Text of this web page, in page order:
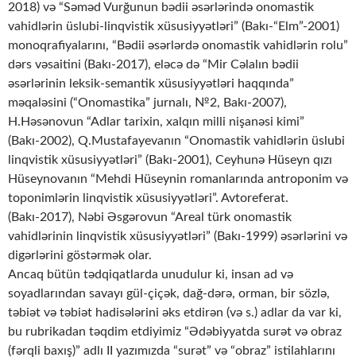
2018) və “Səməd Vurğunun bədii əsərlərində onomastik
vahidlərin üslubi-linqvistik xüsusiyyətləri” (Bakı-“Elm”-2001)
monoqrafiyalarını, “Bədii əsərlərdə onomastik vahidlərin rolu”
dərs vəsaitini (Bakı-2017), eləcə də “Mir Cəlalın bədii
əsərlərinin leksik-semantik xüsusiyyətləri haqqında”
məqaləsini (“Onomastika” jurnalı, №2, Bakı-2007),
H.Həsənovun “Adlar tarixin, xalqın milli nişanəsi kimi”
(Bakı-2002), Q.Mustafayevanın “Onomastik vahidlərin üslubi
linqvistik xüsusiyyətləri” (Bakı-2001), Ceyhunə Hüseyn qızı
Hüseynovanın “Mehdi Hüseynin romanlarında antroponim və
toponimlərin linqvistik xüsusiyyətləri”. Avtoreferat.
(Bakı-2017), Nəbi Əsgərovun “Areal türk onomastik
vahidlərinin linqvistik xüsusiyyətləri” (Bakı-1999) əsərlərini və
digərlərini göstərmək olar.
Ancaq bütün tədqiqatlarda unudulur ki, insan ad və
soyadlarından savayı gül-çiçək, dağ-dərə, orman, bir sözlə,
təbiət və təbiət hadisələrini əks etdirən (və s.) adlar da var ki,
bu rubrikadan təqdim etdiyimiz “Ədəbiyyatda surət və obraz
(fərqli baxış)” adlı II yazımızda “surət” və “obraz” istilahlarını